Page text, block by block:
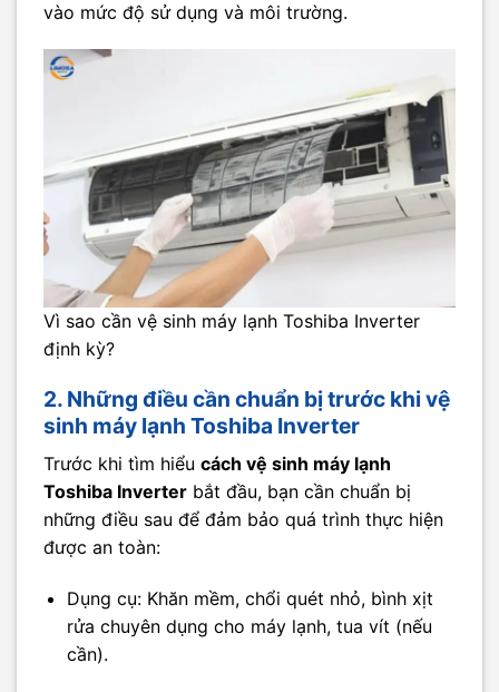
vào mức độ sử dụng và môi trường.
Vì sao cần vệ sinh máy lạnh Toshiba Inverter
định kỳ?
2. Những điều cần chuẩn bị trước khi vệ
sinh máy lạnh Toshiba Inverter
Trước khi tìm hiểu cách vệ sinh máy lạnh
Toshiba Inverter bắt đầu, bạn cần chuẩn bị
những điều sau để đảm bảo quá trình thực hiện
được an toàn:
Dụng cụ: Khăn mềm, chổi quét nhỏ, bình xịt
rửa chuyên dụng cho máy lạnh, tua vít (nếu
cần).